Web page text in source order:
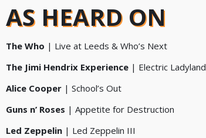
AS HEARD ON
The Who | Live at Leeds & Who’s Next
The Jimi Hendrix Experience | Electric Ladyland
Alice Cooper | School’s Out
Guns n’ Roses | Appetite for Destruction
Led Zeppelin | Led Zeppelin III